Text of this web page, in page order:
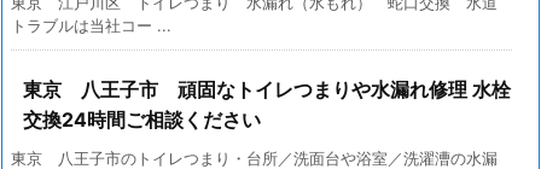
トラブルは当社コー ...
東京 八王子市 頑固なトイレつまりや水漏れ修理 水栓
交換24時間ご相談ください
東京 八王子市のトイレつまり・台所／洗面台や浴室／洗濯漕の水漏